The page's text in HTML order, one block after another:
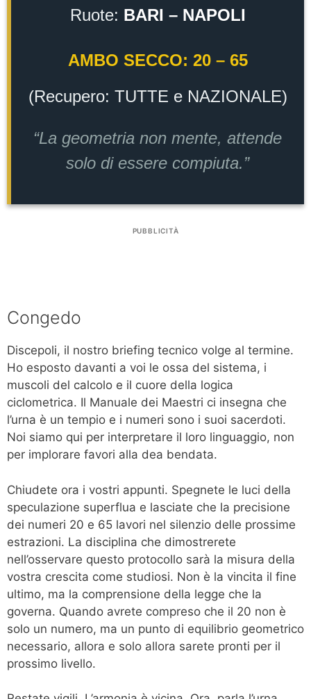
Ruote: BARI – NAPOLI
AMBO SECCO: 20 – 65
(Recupero: TUTTE e NAZIONALE)
“La geometria non mente, attende
solo di essere compiuta.”
PUBBLICITÀ
Congedo
Discepoli, il nostro briefing tecnico volge al termine.
Ho esposto davanti a voi le ossa del sistema, i
muscoli del calcolo e il cuore della logica
ciclometrica. Il Manuale dei Maestri ci insegna che
l’urna è un tempio e i numeri sono i suoi sacerdoti.
Noi siamo qui per interpretare il loro linguaggio, non
per implorare favori alla dea bendata.
Chiudete ora i vostri appunti. Spegnete le luci della
speculazione superflua e lasciate che la precisione
dei numeri 20 e 65 lavori nel silenzio delle prossime
estrazioni. La disciplina che dimostrerete
nell’osservare questo protocollo sarà la misura della
vostra crescita come studiosi. Non è la vincita il fine
ultimo, ma la comprensione della legge che la
governa. Quando avrete compreso che il 20 non è
solo un numero, ma un punto di equilibrio geometrico
necessario, allora e solo allora sarete pronti per il
prossimo livello.